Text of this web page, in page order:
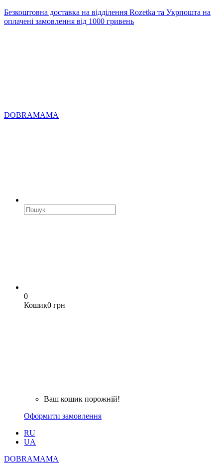
Безкоштовна доставка на відділення Rozetka та Укрпошта на
оплачені замовлення від 1000 гривень
DOBRAMAMA
0
Кошик0 грн
Ваш кошик порожній!
Оформити замовлення
RU
UA
DOBRAMAMA